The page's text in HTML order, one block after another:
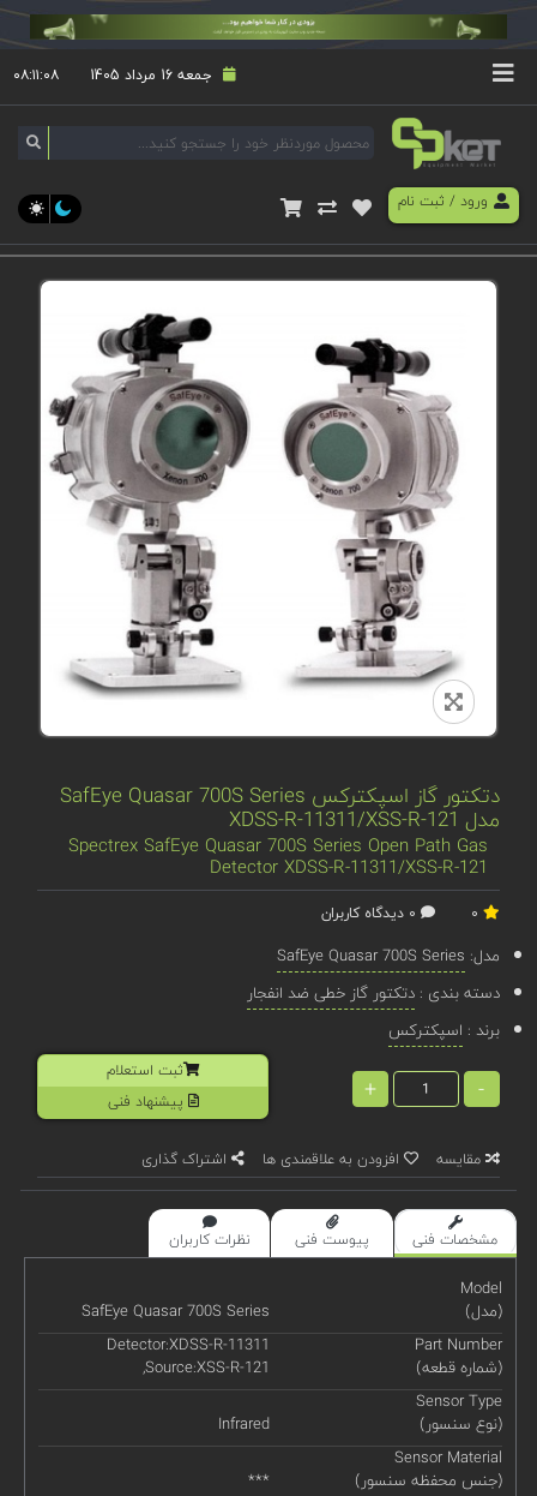
جمعه 16 مرداد 1405 ۰۸:۱۱:۰۸
ورود/ ثبت نام
دتکتور گاز اسپکترکس SafEye Quasar 700S Series
مدل XDSS-R-11311/XSS-R-121
Spectrex SafEye Quasar 700S Series Open Path Gas
Detector XDSS-R-11311/XSS-R-121
مدل: SafEye Quasar 700S Series
دسته بندی :دتکتور گاز خطی ضد انفجار
برند : اسپکترکس
-
+
ثبت استعلام
پیشنهاد فنی
مقایسه افزودن به علاقمندی ها اشتراک گذاری
مشخصات فنی پیوست فنی نظرات کاربران
Model
(مدل)
SafEye Quasar 700S Series
Part Number
(شماره قطعه)
Detector:XDSS-R-11311
,Source:XSS-R-121
Sensor Type
(نوع سنسور)
Infrared
Sensor Material
(جنس محفظه سنسور)
***